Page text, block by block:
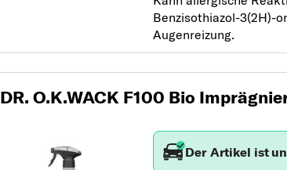
DR. O.K.WACK F100 Bio
Der Artikel ist